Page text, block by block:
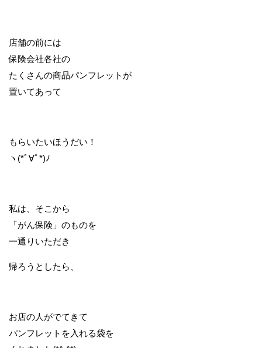
店舗の前には
保険会社各社の
たくさんの商品パンフレットが
置いてあって
もらいたいほうだい！
ヽ(*ﾟ∀ﾟ*)ﾉ
私は、そこから
「がん保険」のものを
一通りいただき
帰ろうとしたら、
お店の人がでてきて
パンフレットを入れる袋を